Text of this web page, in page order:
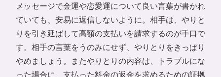
メッセージで金運や恋愛運について良い言葉が書かれ
ていても、安易に返信しないように。相手は、やりと
りを引き延ばして高額の支払いを請求するのが手口で
す。相手の言葉をうのみにせず、やりとりをきっぱり
やめましょう。またやりとりの内容は、トラブルにな
った場合に、支払った料金の返金を求めるための証拠